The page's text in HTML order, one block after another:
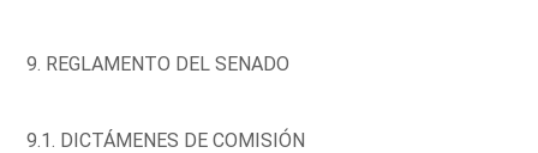
9. REGLAMENTO DEL SENADO
9.1. DICTÁMENES DE COMISIÓN